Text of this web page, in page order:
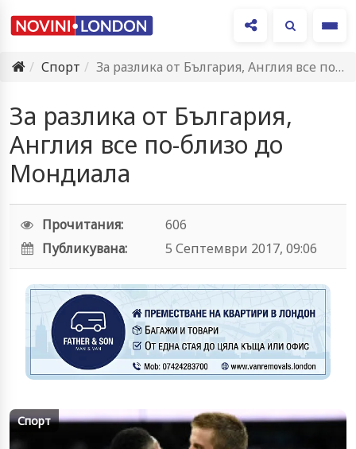
Спорт
За разлика от България, Англия все по-близо до Мондиала
За разлика от България,
Англия все по-близо до
Мондиала
Прочитания:
606
Публикувана:
5 Септември 2017, 09:06
Спорт